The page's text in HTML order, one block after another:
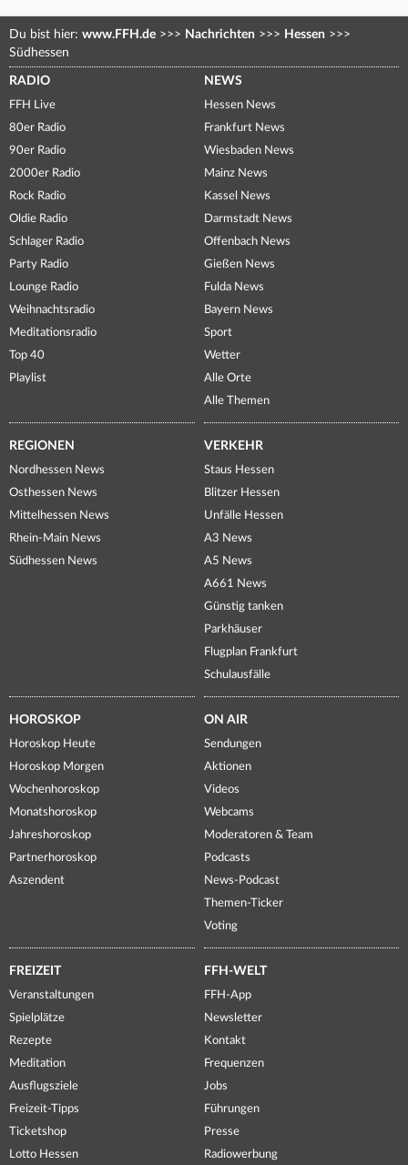
Du bist hier: www.FFH.de >>> Nachrichten >>> Hessen >>>
Südhessen
RADIO
FFH Live
80er Radio
90er Radio
2000er Radio
Rock Radio
Oldie Radio
Schlager Radio
Party Radio
Lounge Radio
Weihnachtsradio
Meditationsradio
Top 40
Playlist
NEWS
Hessen News
Frankfurt News
Wiesbaden News
Mainz News
Kassel News
Darmstadt News
Offenbach News
Gießen News
Fulda News
Bayern News
Sport
Wetter
Alle Orte
Alle Themen
REGIONEN
Nordhessen News
Osthessen News
Mittelhessen News
Rhein-Main News
Südhessen News
VERKEHR
Staus Hessen
Blitzer Hessen
Unfälle Hessen
A3 News
A5 News
A661 News
Günstig tanken
Parkhäuser
Flugplan Frankfurt
Schulausfälle
HOROSKOP
Horoskop Heute
Horoskop Morgen
Wochenhoroskop
Monatshoroskop
Jahreshoroskop
Partnerhoroskop
Aszendent
ON AIR
Sendungen
Aktionen
Videos
Webcams
Moderatoren & Team
Podcasts
News-Podcast
Themen-Ticker
Voting
FREIZEIT
Veranstaltungen
Spielplätze
Rezepte
Meditation
Ausflugsziele
Freizeit-Tipps
Ticketshop
Lotto Hessen
FFH-WELT
FFH-App
Newsletter
Kontakt
Frequenzen
Jobs
Führungen
Presse
Radiowerbung